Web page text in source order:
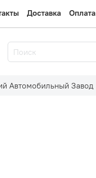
Доставка Оплата
Автомобильный Завод